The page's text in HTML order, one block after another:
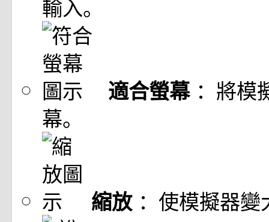
輸入。
適合螢幕 ：將模
幕。
縮放 ：使模擬器